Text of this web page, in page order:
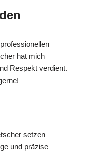
hat mich
Respekt verdient.
setzen
und präzise